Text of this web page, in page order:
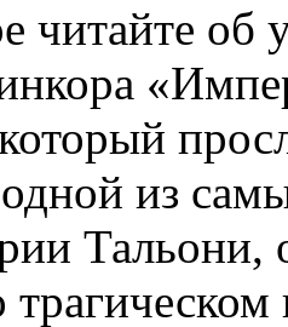
читайте об
из